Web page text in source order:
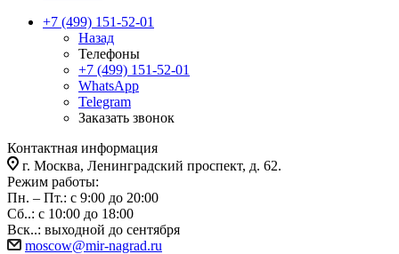
+7 (499) 151-52-01
Назад
Телефоны
+7 (499) 151-52-01
WhatsApp
Telegram
Заказать звонок
Контактная информация
г. Москва, Ленинградский проспект, д. 62.
Режим работы:
Пн. – Пт.: с 9:00 до 20:00
Сб..: с 10:00 до 18:00
Вск..: выходной до сентября
moscow@mir-nagrad.ru